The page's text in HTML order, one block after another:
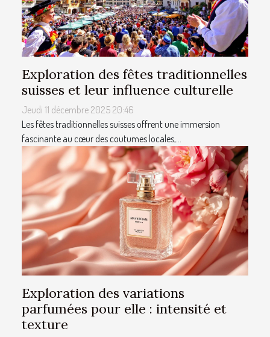
Exploration des fêtes traditionnelles
suisses et leur influence culturelle
Jeudi 11 décembre 2025 20:46
Les fêtes traditionnelles suisses offrent une immersion
fascinante au cœur des coutumes locales,...
Exploration des variations
parfumées pour elle : intensité et
texture